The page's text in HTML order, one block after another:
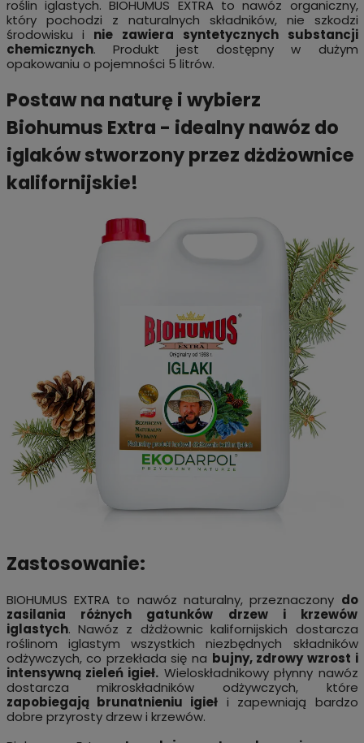
roślin iglastych. BIOHUMUS EXTRA to nawóz organiczny,
który pochodzi z naturalnych składników, nie szkodzi
środowisku i nie zawiera syntetycznych substancji
chemicznych. Produkt jest dostępny w dużym
opakowaniu o pojemności 5 litrów.
Postaw na naturę i wybierz
Biohumus Extra - idealny nawóz do
iglaków stworzony przez dżdżownice
kalifornijskie!
Zastosowanie:
BIOHUMUS EXTRA to nawóz naturalny, przeznaczony do
zasilania różnych gatunków drzew i krzewów
iglastych. Nawóz z dżdżownic kalifornijskich dostarcza
roślinom iglastym wszystkich niezbędnych składników
odżywczych, co przekłada się na bujny, zdrowy wzrost i
intensywną zieleń igieł. Wieloskładnikowy płynny nawóz
dostarcza mikroskładników odżywczych, które
zapobiegają brunatnieniu igieł i zapewniają bardzo
dobre przyrosty drzew i krzewów.